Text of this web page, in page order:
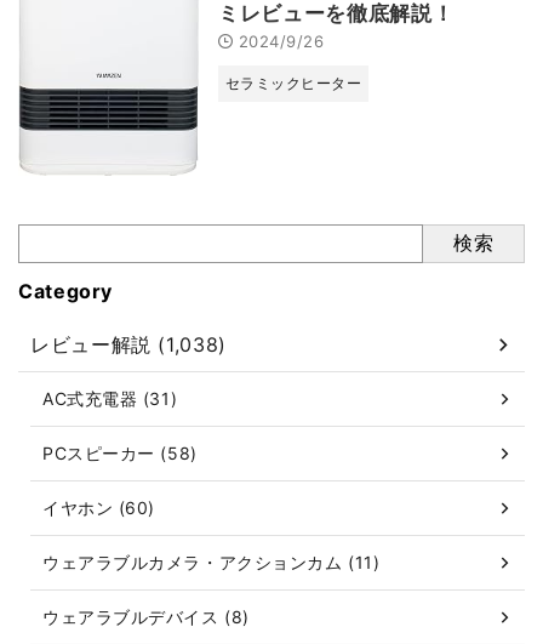
ミレビューを徹底解説！
2024/9/26
セラミックヒーター
検索
Category
レビュー解説 (1,038)
AC式充電器 (31)
PCスピーカー (58)
イヤホン (60)
ウェアラブルカメラ・アクションカム (11)
ウェアラブルデバイス (8)